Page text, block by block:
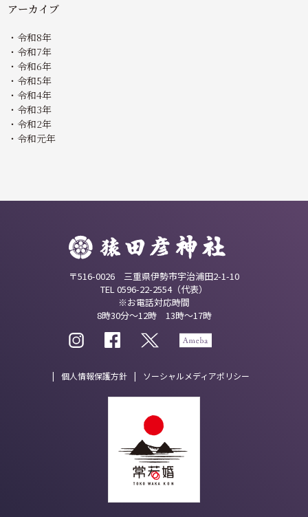
アーカイブ
令和8年
令和7年
令和6年
令和5年
令和4年
令和3年
令和2年
令和元年
〒516-0026 三重県伊勢市宇治浦田2-1-10
TEL 0596-22-2554（代表）
※お電話対応時間
8時30分～12時 13時～17時
個人情報保護方針 ソーシャルメディアポリシー